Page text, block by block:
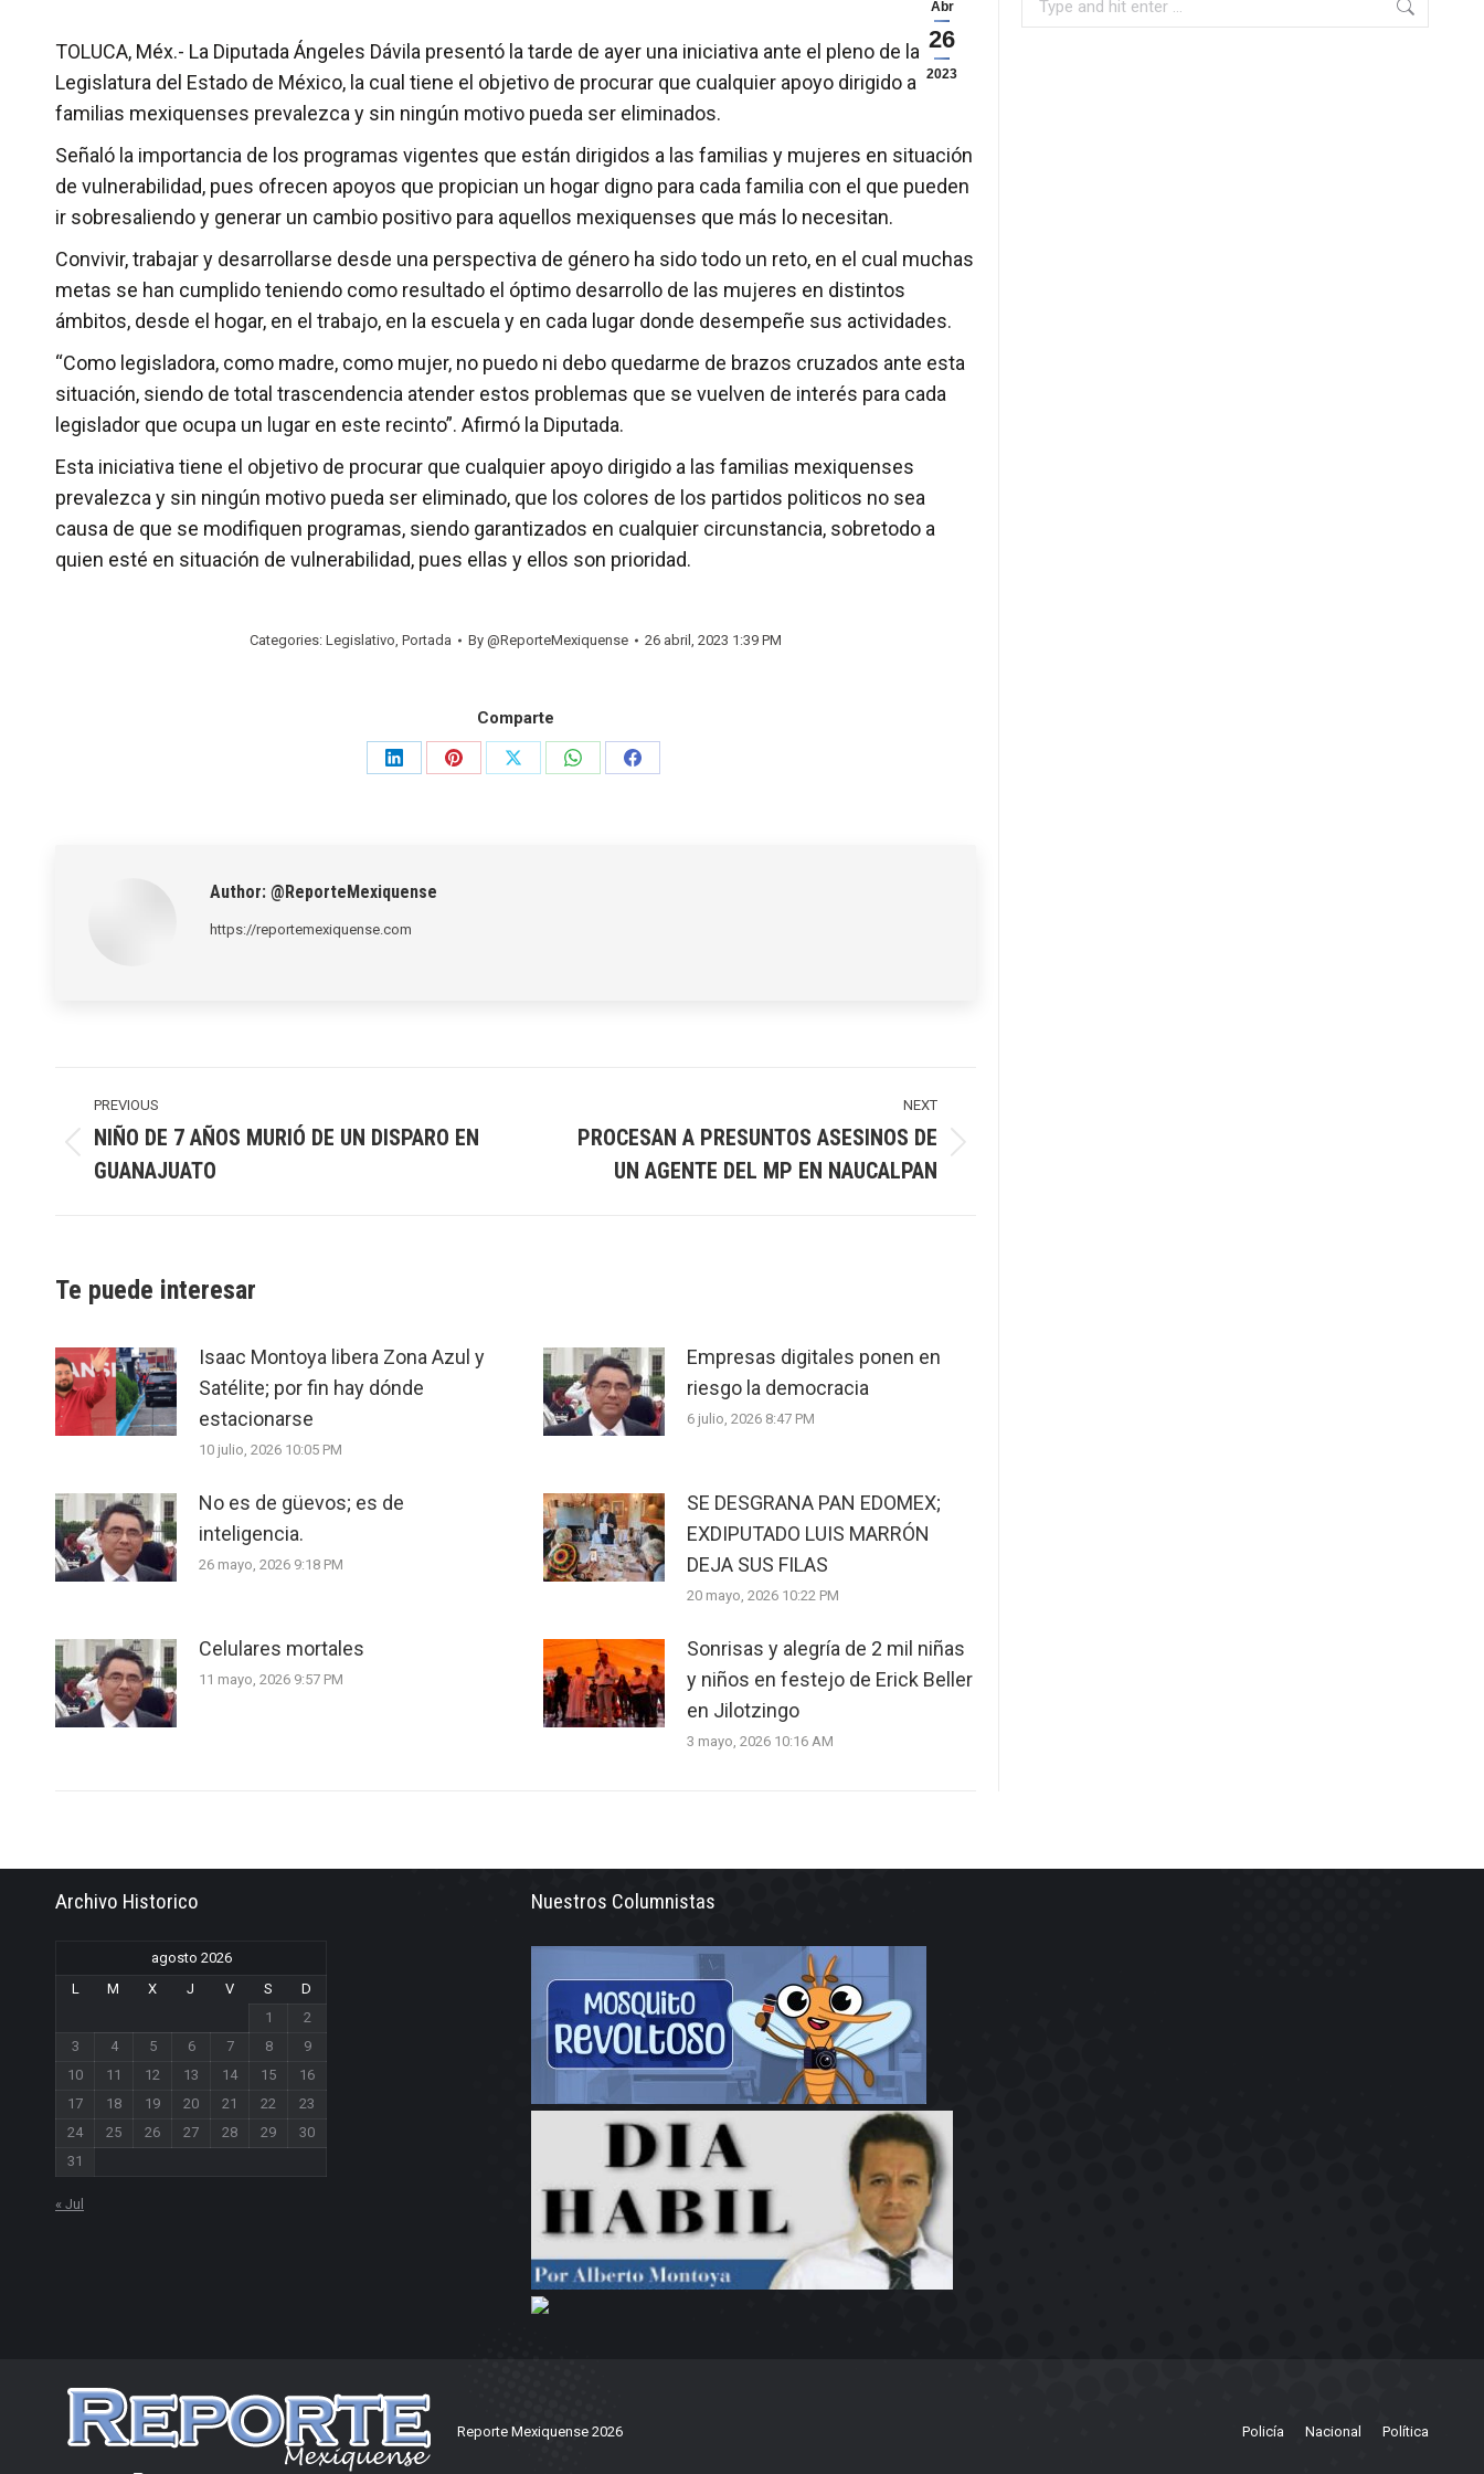
Abr
26
2023
TOLUCA, Méx.- La Diputada Ángeles Dávila presentó la tarde de ayer una iniciativa ante el pleno de la LXI
Legislatura del Estado de México, la cual tiene el objetivo de procurar que cualquier apoyo dirigido a las
familias mexiquenses prevalezca y sin ningún motivo pueda ser eliminados.
Señaló la importancia de los programas vigentes que están dirigidos a las familias y mujeres en situación
de vulnerabilidad, pues ofrecen apoyos que propician un hogar digno para cada familia con el que pueden
ir sobresaliendo y generar un cambio positivo para aquellos mexiquenses que más lo necesitan.
Convivir, trabajar y desarrollarse desde una perspectiva de género ha sido todo un reto, en el cual muchas
metas se han cumplido teniendo como resultado el óptimo desarrollo de las mujeres en distintos
ámbitos, desde el hogar, en el trabajo, en la escuela y en cada lugar donde desempeñe sus actividades.
“Como legisladora, como madre, como mujer, no puedo ni debo quedarme de brazos cruzados ante esta
situación, siendo de total trascendencia atender estos problemas que se vuelven de interés para cada
legislador que ocupa un lugar en este recinto”. Afirmó la Diputada.
Esta iniciativa tiene el objetivo de procurar que cualquier apoyo dirigido a las familias mexiquenses
prevalezca y sin ningún motivo pueda ser eliminado, que los colores de los partidos politicos no sea
causa de que se modifiquen programas, siendo garantizados en cualquier circunstancia, sobretodo a
quien esté en situación de vulnerabilidad, pues ellas y ellos son prioridad.
Categories: Legislativo, Portada By @ReporteMexiquense 26 abril, 2023 1:39 PM
Comparte
Share
Share
Share
Share
Share
Author: @ReporteMexiquense
https://reportemexiquense.com
navigation
PREVIOUS
post:
NIÑO DE 7 AÑOS MURIÓ DE UN DISPARO EN
GUANAJUATO
NEXT
PROCESAN A PRESUNTOS ASESINOS DE
UN AGENTE DEL MP EN NAUCALPAN
Te puede interesar
Isaac Montoya libera Zona Azul y
Satélite; por fin hay dónde
estacionarse
10 julio, 2026 10:05 PM
Empresas digitales ponen en
riesgo la democracia
6 julio, 2026 8:47 PM
No es de güevos; es de
inteligencia.
26 mayo, 2026 9:18 PM
SE DESGRANA PAN EDOMEX;
EXDIPUTADO LUIS MARRÓN
DEJA SUS FILAS
20 mayo, 2026 10:22 PM
Celulares mortales
11 mayo, 2026 9:57 PM
Sonrisas y alegría de 2 mil niñas
y niños en festejo de Erick Beller
en Jilotzingo
3 mayo, 2026 10:16 AM
Archivo Historico
agosto 2026
L
M X J V S
D
1
2
3
4 5 6 7 8
9
10
11 12 13 14 15
16
17
18 19 20 21 22
23
24
25 26 27 28 29
30
31
« Jul
Nuestros Columnistas
Reporte Mexiquense 2026 Policía Nacional Política